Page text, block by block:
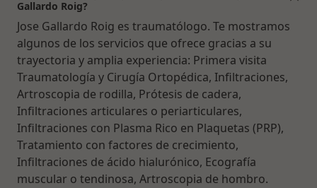
Gallardo Roig?
Jose Gallardo Roig es traumatólogo. Te mostramos
algunos de los servicios que ofrece gracias a su
trayectoria y amplia experiencia: Primera visita
Traumatología y Cirugía Ortopédica, Infiltraciones,
Artroscopia de rodilla, Prótesis de cadera,
Infiltraciones articulares o periarticulares,
Infiltraciones con Plasma Rico en Plaquetas (PRP),
Tratamiento con factores de crecimiento,
Infiltraciones de ácido hialurónico, Ecografía
muscular o tendinosa, Artroscopia de hombro.